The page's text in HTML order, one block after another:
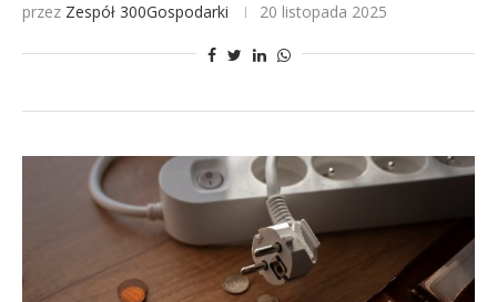
przez Zespół 300Gospodarki 20 listopada 2025